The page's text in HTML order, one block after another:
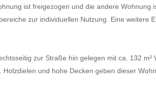
ist freigezogen und die andere
zur individuellen Nutzung. Eine weitere
zur Straße hin gelegen mit ca. 132
Holzdielen und hohe Decken geben dieser